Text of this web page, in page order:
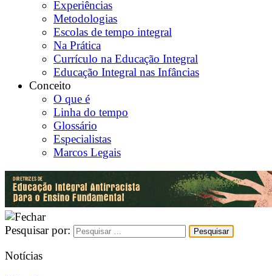
Experiências
Metodologias
Escolas de tempo integral
Na Prática
Currículo na Educação Integral
Educação Integral nas Infâncias
Conceito
O que é
Linha do tempo
Glossário
Especialistas
Marcos Legais
Pesquisar por:
Notícias